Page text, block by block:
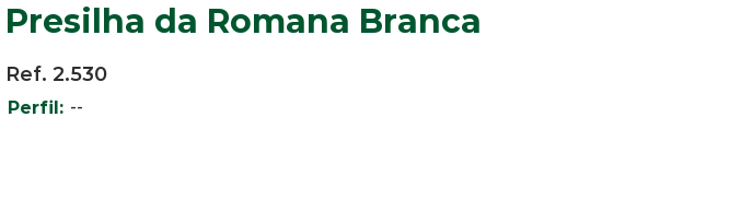
--
Presilha da Romana Branca
Ref. 2.530
Perfil: